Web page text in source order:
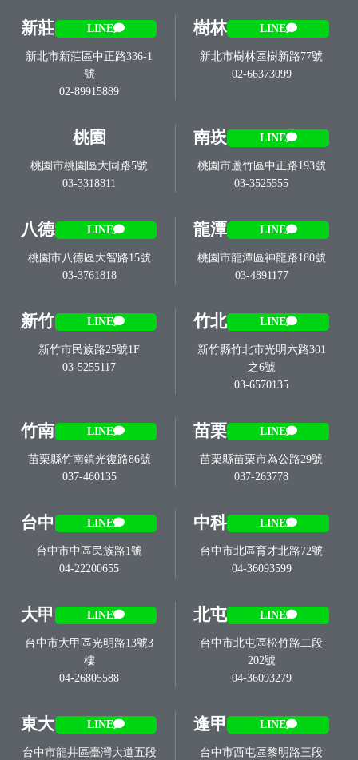
新莊 LINE
新北市新莊區中正路336-1
號
02-89915889
樹林 LINE
新北市樹林區樹新路77號
02-66373099
桃園
桃園市桃園區大同路5號
03-3318811
南崁 LINE
桃園市蘆竹區中正路193號
03-3525555
八德 LINE
桃園市八德區大智路15號
03-3761818
龍潭 LINE
桃園市龍潭區神龍路180號
03-4891177
新竹 LINE
新竹市民族路25號1F
03-5255117
竹北 LINE
新竹縣竹北市光明六路301
之6號
03-6570135
竹南 LINE
苗栗縣竹南鎮光復路86號
037-460135
苗栗 LINE
苗栗縣苗栗市為公路29號
037-263778
台中 LINE
台中市中區民族路1號
04-22200655
中科 LINE
台中市北區育才北路72號
04-36093599
大甲 LINE
台中市大甲區光明路13號3
樓
04-26805588
北屯 LINE
台中市北屯區松竹路二段
202號
04-36093279
東大 LINE
台中市龍井區臺灣大道五段
逢甲 LINE
台中市西屯區黎明路三段